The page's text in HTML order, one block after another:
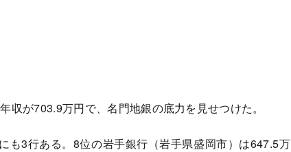
が703.9万円で、名門地銀の底力を見せつけた。
も3行ある。8位の岩手銀行（岩手県盛岡市）は647.5万